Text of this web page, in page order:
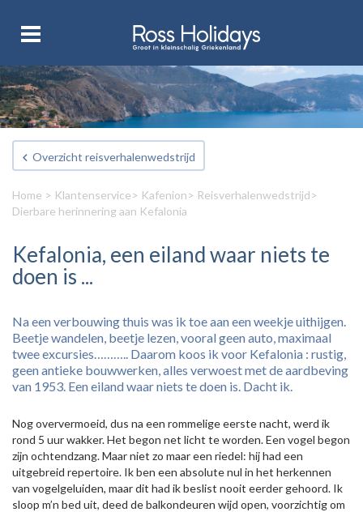
Overzicht reisverhalenwedstrijd
Home > Klantenservice> Kafenion> Reisverhalenwedstrijd>
Dierbare herinnering aan Kefalonia
Kefalonia, een eiland waar niets te
doen is ...
Na een verbouwing thuis was ik toe aan een weekje uithijgen.
Beetje wandelen, beetje lezen, vooral geen auto, maximaal
twee excursies……….. Daarom koos ik voor Kefalonia : rustig,
geen antieke bouwwerken, alles verwoest met de aardbeving
van 1953. Een eiland waar niets te doen is. Dacht ik.
Nog oververmoeid, dus na een rommelige eerste nacht, werd ik
rond 5 uur wakker. Het begon net licht te worden. Een vogel begon
zijn ochtendzang. Maar niet zo maar een riedel: hij had een
uitgebreid repertoire. Ik ben een absolute nul in het herkennen
van vogelgeluiden, maar dit had ik beslist nooit eerder gehoord. Ik
sloop m’n bed uit, deed de balkondeuren wijd open, voorzichtig om